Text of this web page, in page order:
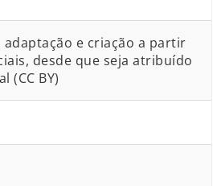
e criação a partir
desde que seja atribuído
(CC BY)